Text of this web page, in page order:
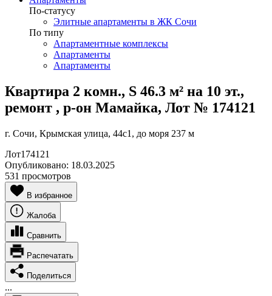
По-статусу
Элитные апартаменты в ЖК Сочи
По типу
Апартаментные комплексы
Апартаменты
Апартаменты
Квартира 2 комн., S 46.3 м² на 10 эт.,
ремонт , р-он Мамайка, Лот № 174121
г. Сочи, Крымская улица, 44с1, до моря 237 м
Лот174121
Опубликовано: 18.03.2025
531 просмотров
В избранное
Жалоба
Сравнить
Распечатать
Поделиться
...